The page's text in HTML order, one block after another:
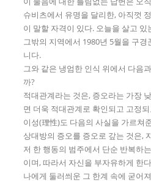
슈비츠에서 유명을 달리한, 아직껏
이 말할 자격이 있다. 오늘을 살고
그밖의 지역에서 1980년 5월을 구
니다.
그와 같은 냉엄한 인식 위에서 다음
까?
적대관계라는 것은, 증오라는 가장
면 더욱 적대관계로 확인되고 고정
이성(理性)도 다음의 사실을 가르쳐
상대방의 증오를 증오로 갚는 것은,
저 한 행동의 범주에서 단순 반복하
이며, 따라서 자신을 부자유하게 한
나에게 둘러씌운 그 한계 속에 굳어